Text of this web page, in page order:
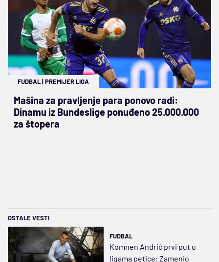
FUDBAL|PREMIJER LIGA
Mašina za pravljenje para ponovo radi:
Dinamu iz Bundeslige ponuđeno 25.000.000
za štopera
OSTALE VESTI
FUDBAL
Komnen Andrić prvi put u
ligama petice: Zamenio